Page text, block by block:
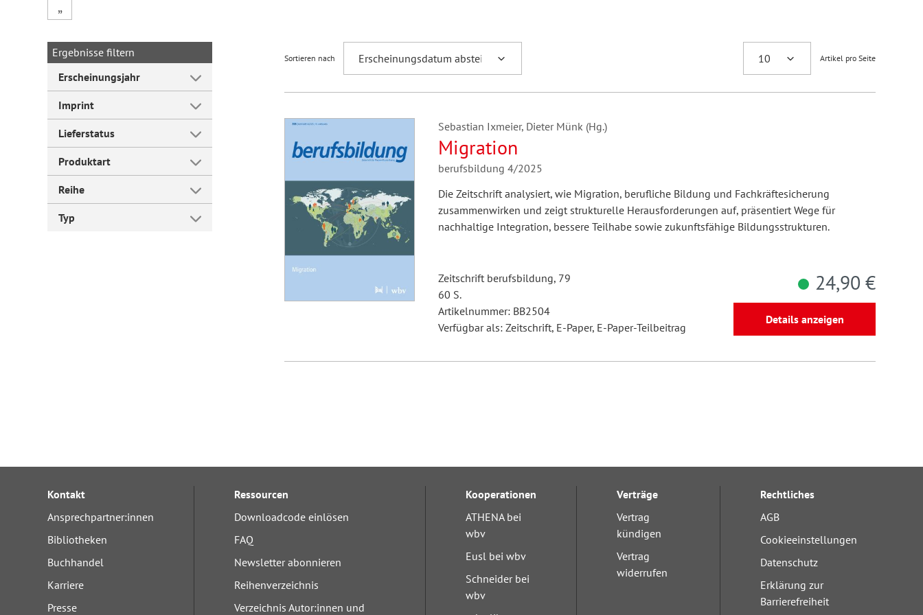
Forum Arbeitslehre
„
Ergebnisse filtern
Erscheinungsjahr
Imprint
Lieferstatus
Produktart
Reihe
Typ
Sortieren nach Artikel pro Seite
Sebastian Ixmeier, Dieter Münk (Hg.)
Migration
berufsbildung 4/2025
Die Zeitschrift analysiert, wie Migration, berufliche Bildung und Fachkräftesicherung
zusammenwirken und zeigt strukturelle Herausforderungen auf, präsentiert Wege für
nachhaltige Integration, bessere Teilhabe sowie zukunftsfähige Bildungsstrukturen.
Zeitschrift berufsbildung, 79
60 S.
Artikelnummer: BB2504
Verfügbar als: Zeitschrift, E-Paper, E-Paper-Teilbeitrag
24,90 €
Details anzeigen
Kontakt
Ansprechpartner:innen
Bibliotheken
Buchhandel
Karriere
Presse
Ressourcen
Downloadcode einlösen
FAQ
Newsletter abonnieren
Reihenverzeichnis
Verzeichnis Autor:innen und
Kooperationen
ATHENA bei
wbv
Eusl bei wbv
Schneider bei
wbv
Verträge
Vertrag
kündigen
Vertrag
widerrufen
Rechtliches
AGB
Cookieeinstellungen
Datenschutz
Erklärung zur
Barrierefreiheit